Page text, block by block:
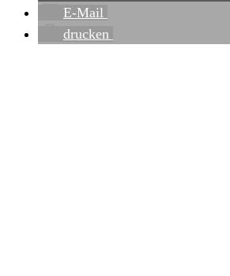
E-Mail
drucken